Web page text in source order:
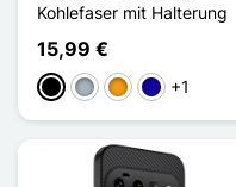
Kohlefaser mit Halterung
15,99 €
Schwarz
GrauOrangeDunkelblau
+1